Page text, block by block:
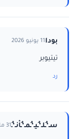
بودا11 يونيو 2026
تيتيوبر
رد
سـ‘ـُلـ‘ـُيـ‘ـُمـ‘ـُاْنـ‘ـُ31 مايو 2026